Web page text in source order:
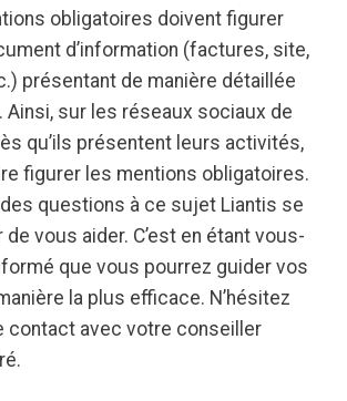
obligatoires doivent figurer
d’information (factures, site,
présentant de manière détaillée
sur les réseaux sociaux de
qu’ils présentent leurs activités,
figurer les mentions obligatoires.
questions à ce sujet Liantis se
vous aider. C’est en étant vous-
que vous pourrez guider vos
la plus efficace. N’hésitez
contact avec votre conseiller